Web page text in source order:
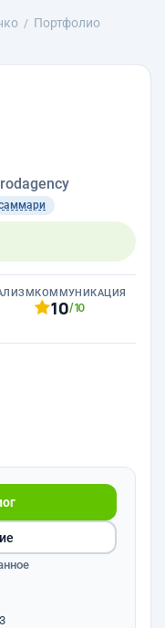
Портфолио
КОММУНИКАЦИЯ
10/10